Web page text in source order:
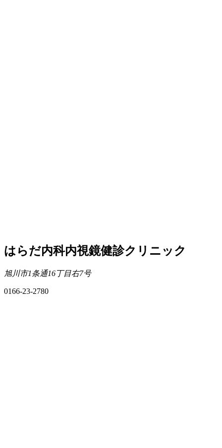
はらだ内科内視鏡健診クリニック
旭川市1条通16丁目右7号
0166-23-2780